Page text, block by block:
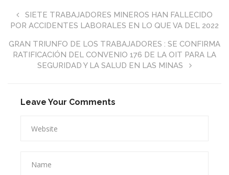
SIETE TRABAJADORES MINEROS HAN FALLECIDO
POR ACCIDENTES LABORALES EN LO QUE VA DEL 2022
GRAN TRIUNFO DE LOS TRABAJADORES : SE CONFIRMA
RATIFICACIÓN DEL CONVENIO 176 DE LA OIT PARA LA
SEGURIDAD Y LA SALUD EN LAS MINAS
Leave Your Comments